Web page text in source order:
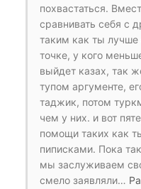
похвастаться.
сравнивать себя с
таким как ты лучше
точке, у кого
выйдет казах, так
тупом аргументе,
таджик, потом
чем у них. и вот
помощи таких как
пиписками. Пока
мы заслуживаем
смело заявляли…